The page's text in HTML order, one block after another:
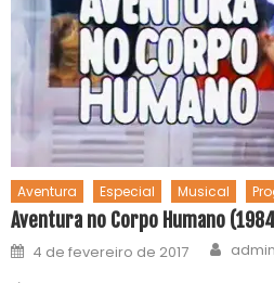
Aventura Especial Musical
Aventura no Corpo Humano
4 de fevereiro de 2017 admin